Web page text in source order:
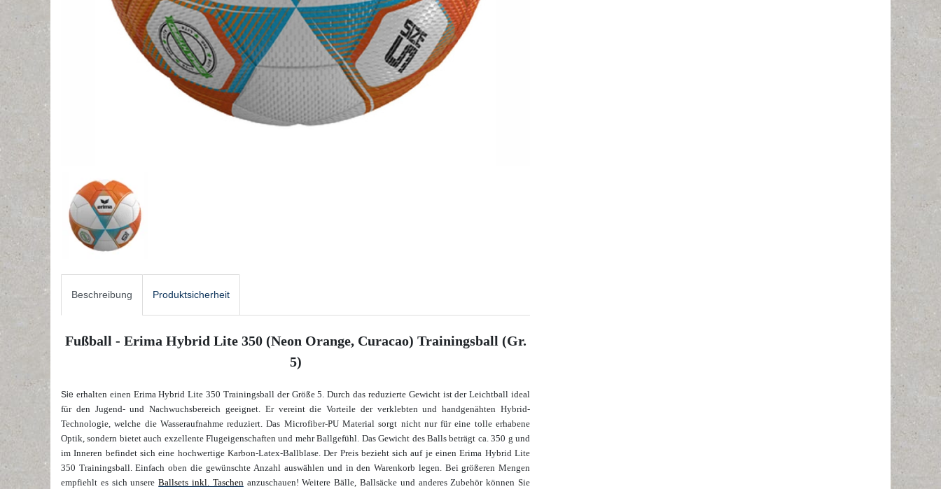
Beschreibung Produktsicherheit
Fußball - Erima Hybrid Lite 350 (Neon Orange, Curacao) Trainingsball (Gr.
5)
Sie erhalten einen Erima Hybrid Lite 350 Trainingsball der Größe 5. Durch das reduzierte Gewicht ist der Leichtball ideal
für den Jugend- und Nachwuchsbereich geeignet. Er vereint die Vorteile der verklebten und handgenähten Hybrid-
Technologie, welche die Wasseraufnahme reduziert. Das Microfiber-PU Material sorgt nicht nur für eine tolle erhabene
Optik, sondern bietet auch exzellente Flugeigenschaften und mehr Ballgefühl. Das Gewicht des Balls beträgt ca. 350 g und
im Inneren befindet sich eine hochwertige Karbon-Latex-Ballblase. Der Preis bezieht sich auf je einen Erima Hybrid Lite
350 Trainingsball.Einfach oben die gewünschteAnzahl auswählen und in den Warenkorb legen. Bei größeren Mengen
empfiehlt es sich unsereBallsets inkl. Taschenanzuschauen! Weitere Bälle, Ballsäcke und anderes Zubehör können Sie